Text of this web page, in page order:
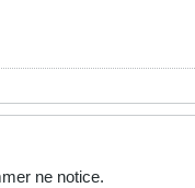
ne notice.